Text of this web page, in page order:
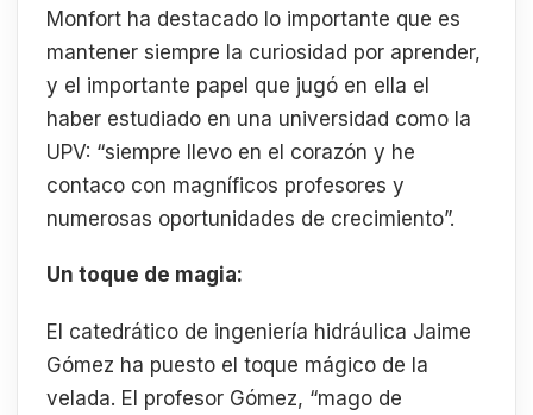
Monfort ha destacado lo importante que es
mantener siempre la curiosidad por aprender,
y el importante papel que jugó en ella el
haber estudiado en una universidad como la
UPV: “siempre llevo en el corazón y he
contaco con magníficos profesores y
numerosas oportunidades de crecimiento”.
Un toque de magia:
El catedrático de ingeniería hidráulica Jaime
Gómez ha puesto el toque mágico de la
velada. El profesor Gómez, “mago de